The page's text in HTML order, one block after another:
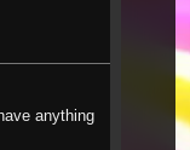
anything